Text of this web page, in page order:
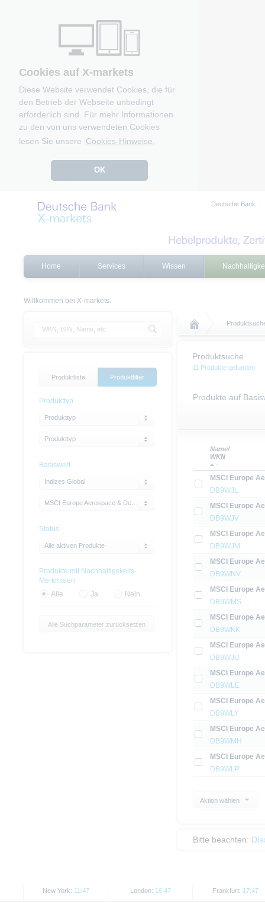
Cookies auf X-markets
Diese Website verwendet Cookies, die für
den Betrieb der Webseite unbedingt
erforderlich sind. Für mehr Informationen
zu den von uns verwendeten Cookies
lesen Sie unsere Cookies-Hinweise.
OK
Deutsche Bank
Home Services Wissen
Willkommen bei X-markets.
Produktsuche
11 Produkte gefunden
Produkte auf
Name/
WKN
MSCI Europe
DB9WJL
MSCI Europe
DB9WJV
MSCI Europe
DB9WJM
MSCI Europe
DB9WNV
MSCI Europe
DB9WMS
MSCI Europe
DB9WKK
MSCI Europe
DB9WJU
MSCI Europe
DB9WLE
MSCI Europe
DB9WLY
MSCI Europe
DB9WMH
MSCI Europe
DB9WLP
Aktion wählen
Bitte beachten:
Produktliste Produktfilter
Produkttyp
Produkttyp
Produkttyp
Basiswert
Indizes Global
Status
Alle aktiven Produkte
Produkte mit Nachhaltigskeits-
Merkmalen
Alle
Ja Nein
Alle Suchparameter zurücksetzen
New York: 11:47 London: 16:47 Frankfurt: 17:47